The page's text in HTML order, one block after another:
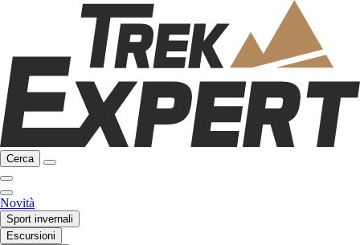
Cerca
Novità
Sport invernali
Escursioni